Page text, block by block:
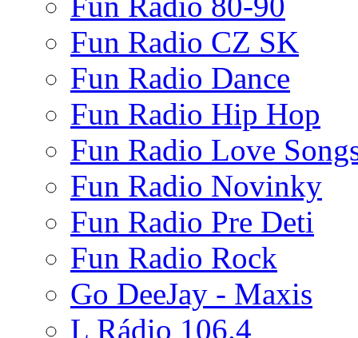
Fun Radio CZ SK
Fun Radio Dance
Fun Radio Hip Hop
Fun Radio Love
Fun Radio Novinky
Fun Radio Pre Deti
Fun Radio Rock
Go DeeJay - Maxis
L Rádio 106.4